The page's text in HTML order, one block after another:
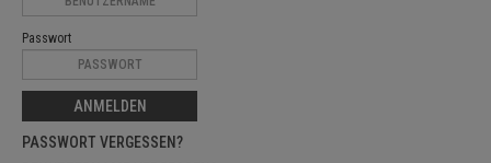
Passwort
ANMELDEN
PASSWORT VERGESSEN?